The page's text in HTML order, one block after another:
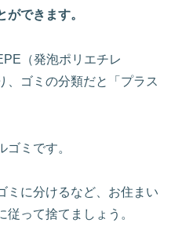
できます。
（発泡ポリエチレ
、ゴミの分類だと「プラス
ゴミです。
ミに分けるなど、お住まい
って捨てましょう。